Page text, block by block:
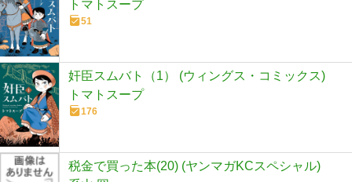
トマトスープ
51
奸臣スムバト（1） (ウィングス・コミックス)
トマトスープ
176
税金で買った本(20) (ヤンマガKCスペシャル)